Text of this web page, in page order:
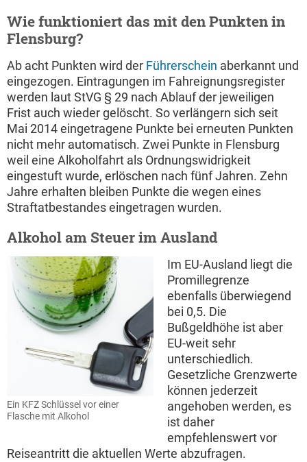
Wie funktioniert das mit den Punkten in
Flensburg?
Ab acht Punkten wird der Führerschein aberkannt und
eingezogen. Eintragungen im Fahreignungsregister
werden laut StVG § 29 nach Ablauf der jeweiligen
Frist auch wieder gelöscht. So verlängern sich seit
Mai 2014 eingetragene Punkte bei erneuten Punkten
nicht mehr automatisch. Zwei Punkte in Flensburg
weil eine Alkoholfahrt als Ordnungswidrigkeit
eingestuft wurde, erlöschen nach fünf Jahren. Zehn
Jahre erhalten bleiben Punkte die wegen eines
Straftatbestandes eingetragen wurden.
Alkohol am Steuer im Ausland
Ein KFZ Schlüssel vor einer
Flasche mit Alkohol
Im EU-Ausland liegt die
Promillegrenze
ebenfalls überwiegend
bei 0,5. Die
Bußgeldhöhe ist aber
EU-weit sehr
unterschiedlich.
Gesetzliche Grenzwerte
können jederzeit
angehoben werden, es
ist daher
empfehlenswert vor
Reiseantritt die aktuellen Werte abzufragen.